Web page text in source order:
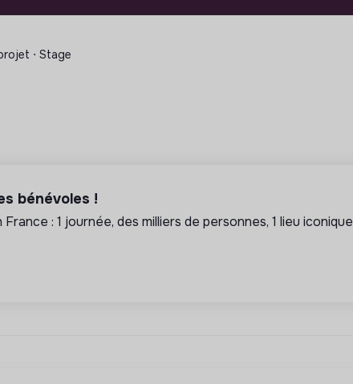
⋅ Stage
bénévoles !
: 1 journée, des milliers de personnes, 1 lieu iconique